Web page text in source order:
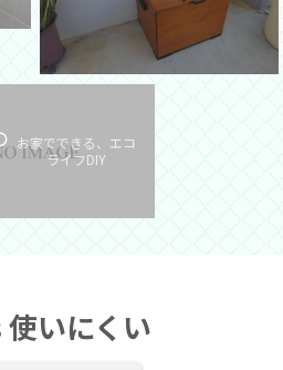
お家でできる、エコ
ライフDIY
いにくい